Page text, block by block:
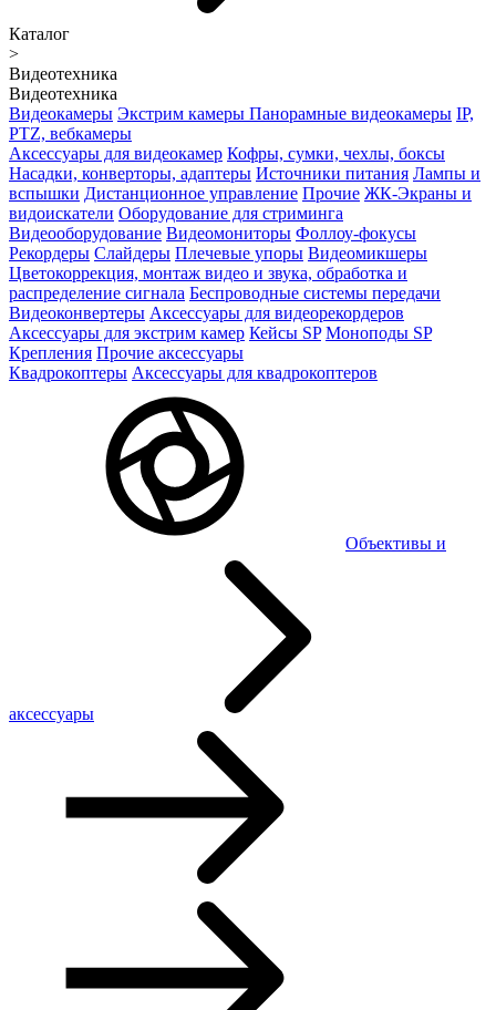
Каталог
>
Видеотехника
Видеотехника
Видеокамеры Экстрим камеры Панорамные видеокамеры IP,
PTZ, вебкамеры
Аксессуары для видеокамер Кофры, сумки, чехлы, боксы
Насадки, конверторы, адаптеры Источники питания Лампы и
вспышки Дистанционное управление Прочие ЖК-Экраны и
видоискатели Оборудование для стриминга
Видеооборудование Видеомониторы Фоллоу-фокусы
Рекордеры Слайдеры Плечевые упоры Видеомикшеры
Цветокоррекция, монтаж видео и звука, обработка и
распределение сигнала Беспроводные системы передачи
Видеоконвертеры Аксессуары для видеорекордеров
Аксессуары для экстрим камер Кейсы SP Моноподы SP
Крепления Прочие аксессуары
Квадрокоптеры Аксессуары для квадрокоптеров
Объективы и
аксессуары